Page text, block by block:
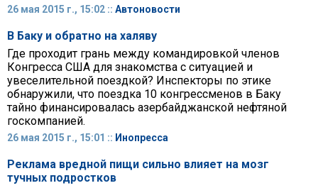
26 мая 2015 г., 15:02 :: Автоновости
В Баку и обратно на халяву
Где проходит грань между командировкой членов
Конгресса США для знакомства с ситуацией и
увеселительной поездкой? Инспекторы по этике
обнаружили, что поездка 10 конгрессменов в Баку
тайно финансировалась азербайджанской нефтяной
госкомпанией.
26 мая 2015 г., 15:01 :: Инопресса
Реклама вредной пищи сильно влияет на мозг
тучных подростков